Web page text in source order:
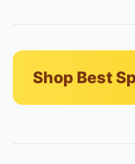
Shop Best